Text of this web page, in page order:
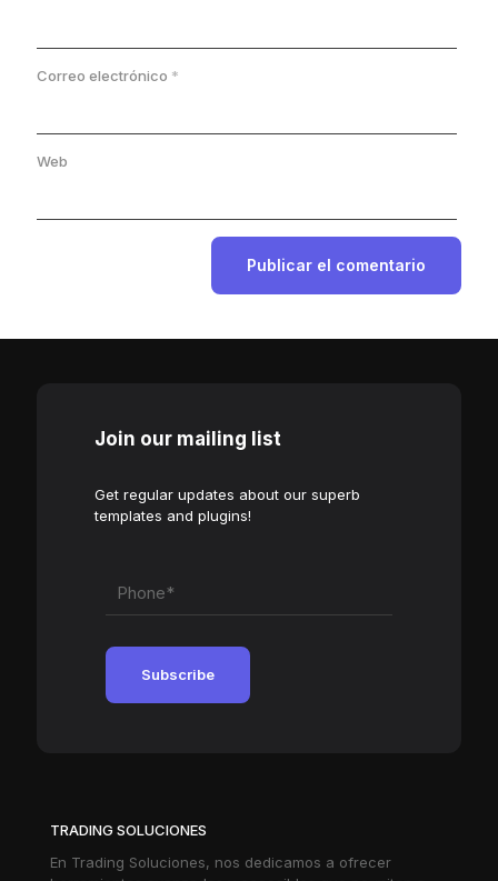
Correo electrónico *
Web
Join our mailing list
Get regular updates about our superb
templates and plugins!
TRADING SOLUCIONES
En Trading Soluciones, nos dedicamos a ofrecer